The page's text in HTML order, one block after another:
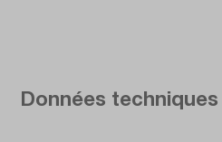
Données techniques